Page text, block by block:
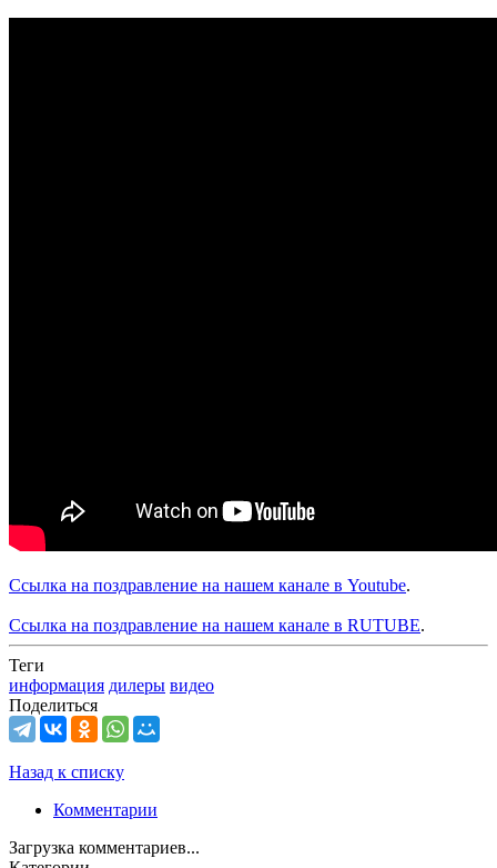
Ссылка на поздравление на нашем канале в Youtube.
Ссылка на поздравление на нашем канале в RUTUBE.
Теги
информация дилеры видео
Поделиться
Назад к списку
Комментарии
Загрузка комментариев...